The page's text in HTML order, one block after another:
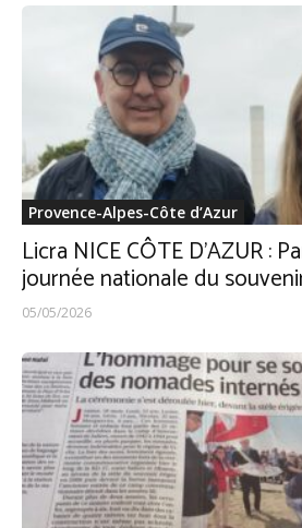
Provence-Alpes-Côte d’Azur
Licra NICE CÔTE D’AZUR :
journée nationale du
05/05/2026